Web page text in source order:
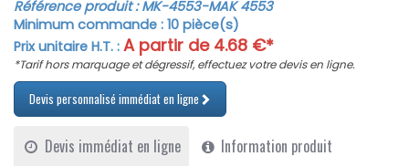
optimal à chaque utilisation.
Disponible dans une variété de coloris, la serviette
"Lypso" peut être personnalisée avec un logo ou un texte,
en faisant un excellent support publicitaire ou un cadeau
unique pour vos clients ou collaborateurs. Sa grande
dimension de 150 x 75 cm permet une couverture
transport et le rangement. Cette serviette est idéale pour
Référence produit :MK-4553-MAK 4553
Minimum commande : 10 pièce(s)
Prix unitaire H.T. : A partir de 4.68 €*
*Tarif hors marquage et dégressif, effectuez votre devis en ligne.
Devis personnalisé immédiat en ligne
Devis immédiat en ligne
Information produit